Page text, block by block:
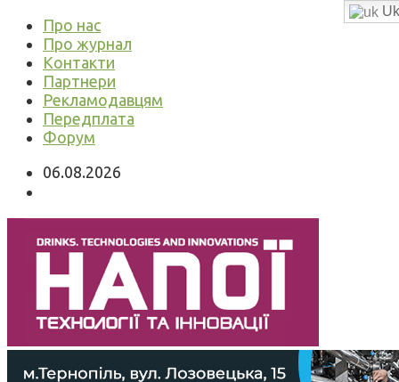
Про нас
Про журнал
Контакти
Партнери
Рекламодавцям
Передплата
Форум
06.08.2026